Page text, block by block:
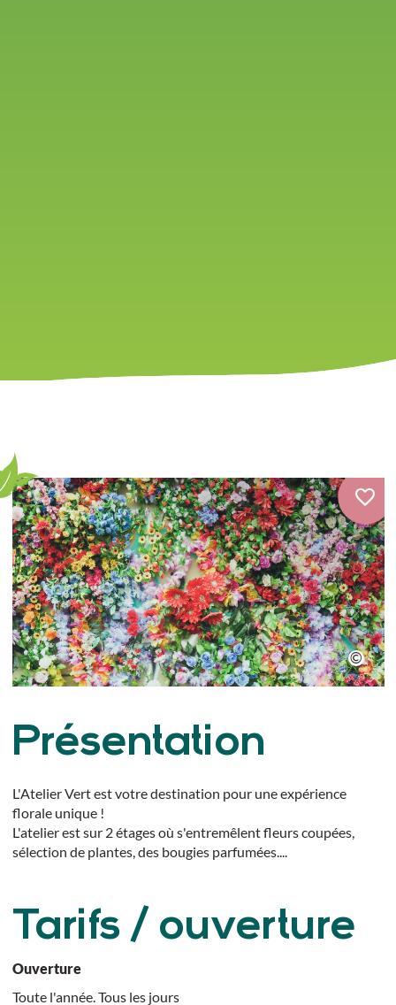
Présentation
L'Atelier Vert est votre destination pour une expérience
florale unique !
L'atelier est sur 2 étages où s'entremêlent fleurs coupées,
sélection de plantes, des bougies parfumées....
Tarifs / ouverture
Ouverture
Toute l'année. Tous les jours